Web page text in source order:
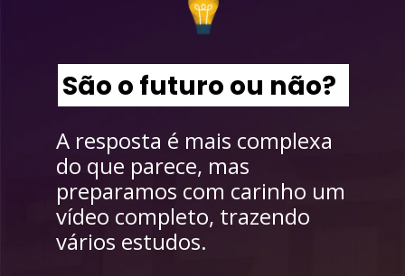
A resposta é mais complexa
do que parece, mas
preparamos com carinho um
vídeo completo, trazendo
vários estudos.
São o futuro ou não?